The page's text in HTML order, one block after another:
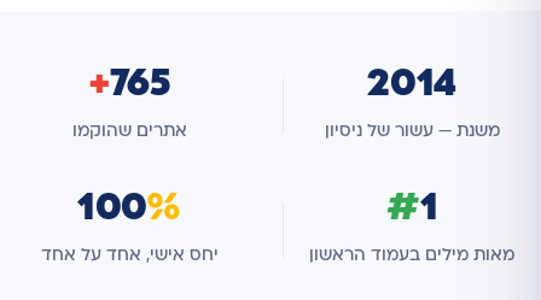
2014
משנת — עשור של ניסיון
765
+
אתרים שהוקמו
#1
מאות מילים בעמוד הראשון
100%
יחס אישי, אחד על אחד